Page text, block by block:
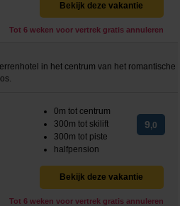
Bekijk deze vakantie
Tot 6 weken voor vertrek gratis annuleren
in het centrum van het romantische
0m tot centrum
300m tot skilift
300m tot piste
halfpension
9,0
Bekijk deze vakantie
Tot 6 weken voor vertrek gratis annuleren